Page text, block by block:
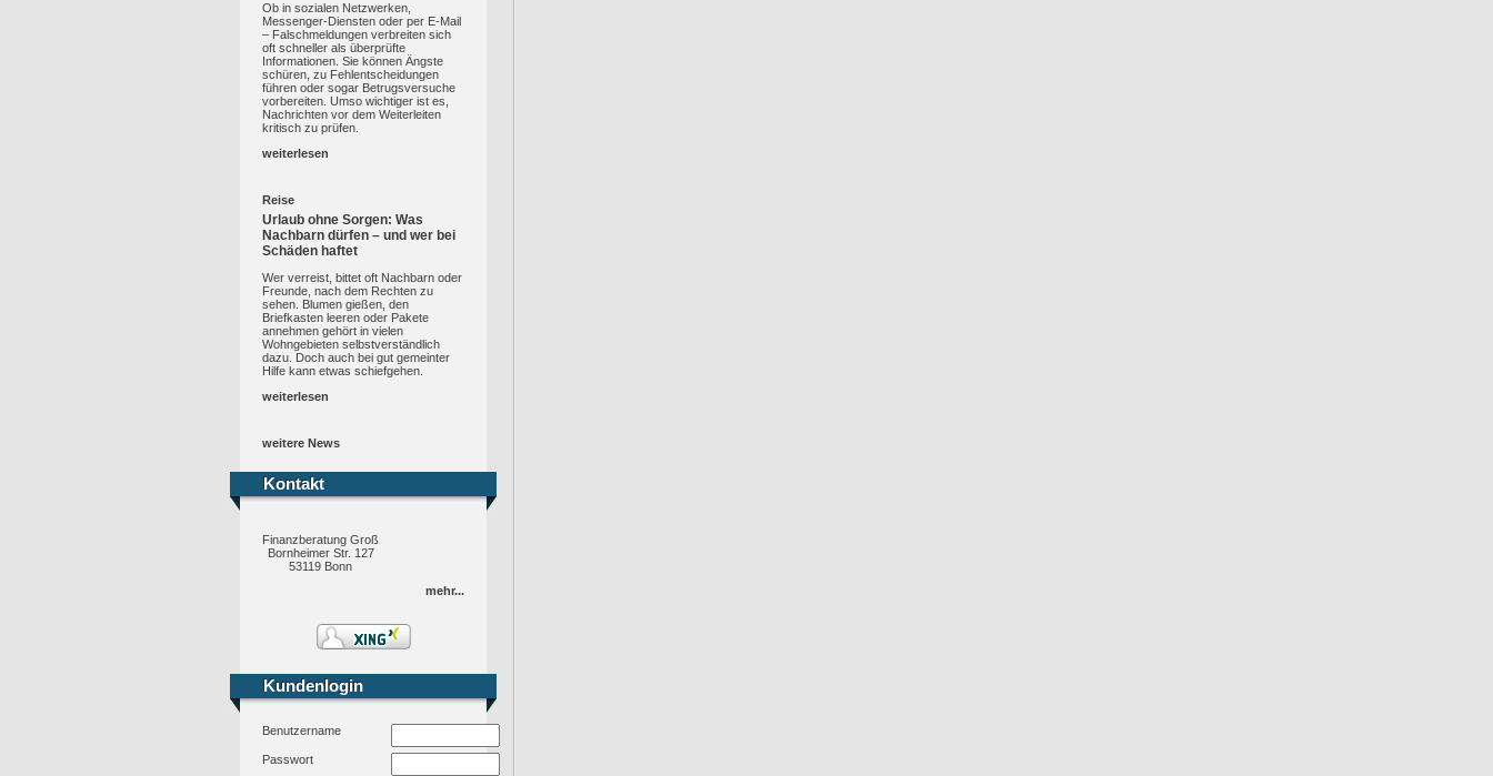
Ob in sozialen Netzwerken,
Messenger-Diensten oder per E-Mail
– Falschmeldungen verbreiten sich
oft schneller als überprüfte
Informationen. Sie können Ängste
schüren, zu Fehlentscheidungen
führen oder sogar Betrugsversuche
vorbereiten. Umso wichtiger ist es,
Nachrichten vor dem Weiterleiten
kritisch zu prüfen.
weiterlesen
Reise
Urlaub ohne Sorgen: Was
Nachbarn dürfen – und wer bei
Schäden haftet
Wer verreist, bittet oft Nachbarn oder
Freunde, nach dem Rechten zu
sehen. Blumen gießen, den
Briefkasten leeren oder Pakete
annehmen gehört in vielen
Wohngebieten selbstverständlich
dazu. Doch auch bei gut gemeinter
Hilfe kann etwas schiefgehen.
weiterlesen
weitere News
Kontakt
Kontakt
Finanzberatung Groß
Bornheimer Str. 127
53119 Bonn
mehr...
Kundenlogin
Kundenlogin
Benutzername
Passwort